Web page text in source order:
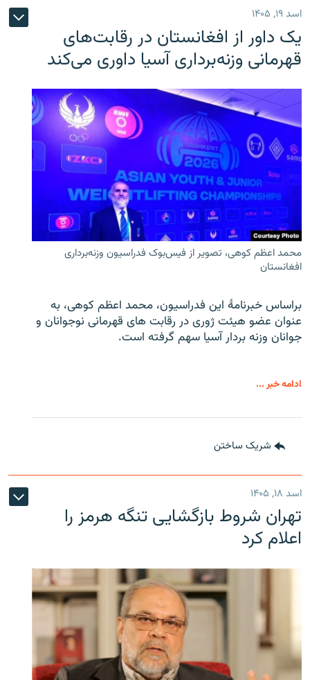
اسد ۱۹, ۱۴۰۵
یک داور از افغانستان در رقابت‌های
قهرمانی وزنه‌برداری آسیا داوری می‌کند
محمد اعظم کوهی، تصویر از فیس‌بوک فدراسیون وزنه‌برداری
افغانستان
براساس خبرنامۀ این فدراسیون، محمد اعظم کوهی، به
عنوان عضو هیئت ژوری در رقابت های قهرمانی نوجوانان و
جوانان وزنه بردار آسیا سهم گرفته است.
ادامه خبر ...
شریک ساختن
اسد ۱۸, ۱۴۰۵
تهران شروط بازگشایی تنگه هرمز را
اعلام کرد